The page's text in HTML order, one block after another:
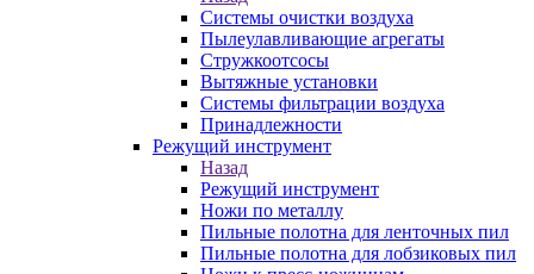
Системы очистки воздуха
Пылеулавливающие агрегаты
Стружкоотсосы
Вытяжные установки
Системы фильтрации воздуха
Принадлежности
Режущий инструмент
Назад
Режущий инструмент
Ножи по металлу
Пильные полотна для ленточных пил
Пильные полотна для лобзиковых пил